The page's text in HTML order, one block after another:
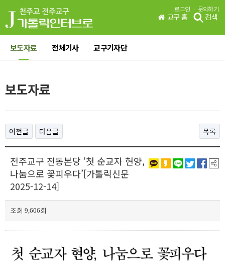
로그인 · 문의하기
교구 홈 검색
보도자료 전체기사 교구기자단
보도자료
이전글 다음글 목록
전주교구 전동본당 ‘첫 순교자 현양,
나눔으로 꽃피우다’[가톨릭신문
2025-12-14]
조회 9,606회